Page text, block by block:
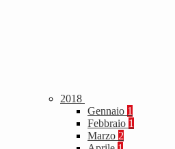
2018
Gennaio 1
Febbraio 1
Marzo 2